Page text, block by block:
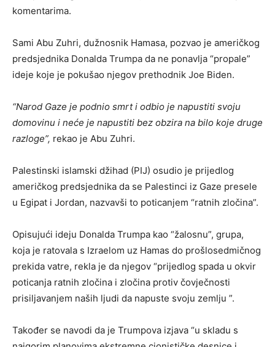
komentarima.
Sami Abu Zuhri, dužnosnik Hamasa, pozvao je američkog
predsjednika Donalda Trumpa da ne ponavlja “propale”
ideje koje je pokušao njegov prethodnik Joe Biden.
“Narod Gaze je podnio smrt i odbio je napustiti svoju
domovinu i neće je napustiti bez obzira na bilo koje druge
razloge”, rekao je Abu Zuhri.
Palestinski islamski džihad (PIJ) osudio je prijedlog
američkog predsjednika da se Palestinci iz Gaze presele
u Egipat i Jordan, nazvavši to poticanjem “ratnih zločina”.
Opisujući ideju Donalda Trumpa kao “žalosnu”, grupa,
koja je ratovala s Izraelom uz Hamas do prošlosedmičnog
prekida vatre, rekla je da njegov “prijedlog spada u okvir
poticanja ratnih zločina i zločina protiv čovječnosti
prisiljavanjem naših ljudi da napuste svoju zemlju ”.
Također se navodi da je Trumpova izjava “u skladu s